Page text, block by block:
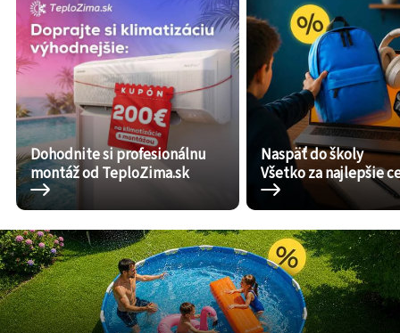
Dohodnite si profesionálnu
montáž od TeploZima.sk
Naspäť do školy
Všetko za najlepšie